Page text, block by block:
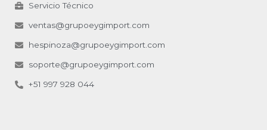
Servicio Técnico
ventas@grupoeygimport.com
hespinoza@grupoeygimport.com
soporte@grupoeygimport.com
+51 997 928 044